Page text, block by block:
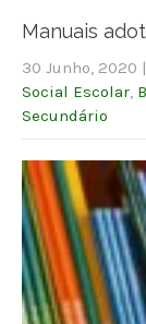
Manuais
30 Junho, 2020 |
Social Escolar
Secundário